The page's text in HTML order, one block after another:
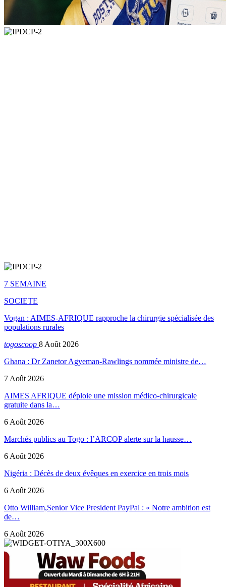
7 SEMAINE
SOCIETE
Vogan : AIMES-AFRIQUE rapproche la chirurgie spécialisée des
populations rurales
togoscoop 8 Août 2026
Ghana : Dr Zanetor Agyeman-Rawlings nommée ministre de…
7 Août 2026
AIMES AFRIQUE déploie une mission médico-chirurgicale
gratuite dans la…
6 Août 2026
Marchés publics au Togo : l’ARCOP alerte sur la hausse…
6 Août 2026
Nigéria : Décès de deux évêques en exercice en trois mois
6 Août 2026
Otto William,Senior Vice President PayPal : « Notre ambition est
de…
6 Août 2026